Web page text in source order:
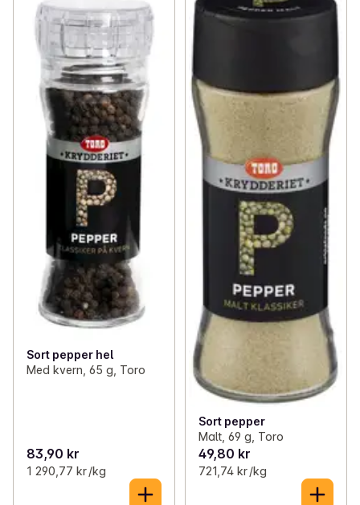
Sort pepper hel
Med kvern, 65 g, Toro
83,90 kr
1 290,77 kr /kg
Sort pepper
Malt, 69 g, Toro
49,80 kr
721,74 kr /kg